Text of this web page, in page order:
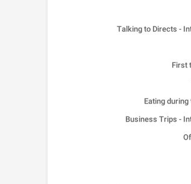
Talking to Directs -
First
Eating
Business Trips -